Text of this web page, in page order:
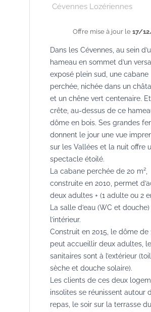
Cévennes Lozériennes
Offre mise à jour le 17/
Dans les Cévennes, au sein
hameau en sommet d’un
exposé plein sud, une cabane
perchée, nichée dans un
et un chêne vert centenaire.
crête, au-dessus de ce
dôme en bois. Ses grandes
donnent le jour une vue
sur les Vallées et la nuit offre
spectacle étoilé.
La cabane perchée de 20 m²,
construite en 2010, permet
deux adultes + (1 adulte ou 2
La salle d’eau (WC et
l’intérieur.
Construit en 2015, le dôme de
peut accueillir deux adultes,
sanitaires sont à l’extérieur
sèche et douche solaire).
Les clients de ces deux
insolites se réunissent autour
repas, le soir sur la terrasse